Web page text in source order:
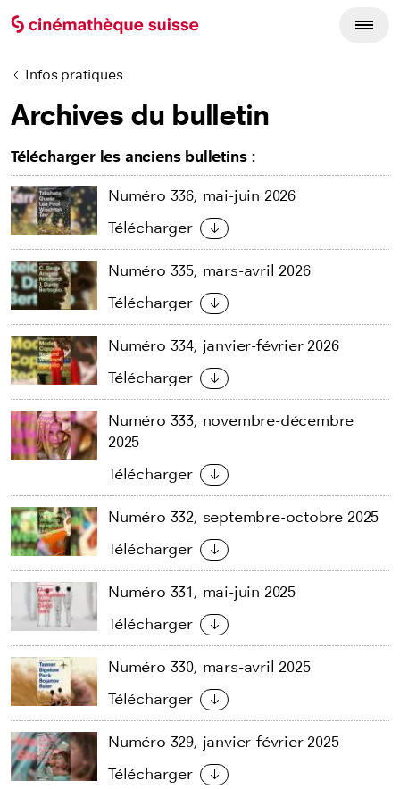
Infos pratiques
Archives du bulletin
Télécharger les anciens bulletins :
Numéro 336, mai-juin 2026
Télécharger
Numéro 335, mars-avril 2026
Télécharger
Numéro 334, janvier-février 2026
Télécharger
Numéro 333, novembre-décembre
2025
Télécharger
Numéro 332, septembre-octobre 2025
Télécharger
Numéro 331, mai-juin 2025
Télécharger
Numéro 330, mars-avril 2025
Télécharger
Numéro 329, janvier-février 2025
Télécharger